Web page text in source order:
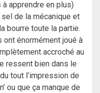
à apprendre en plus)
de la mécanique et
bourre toute la partie.
énormément joué à
accroché au
ressent bien dans le
tout l’impression de
ou que ça manque de